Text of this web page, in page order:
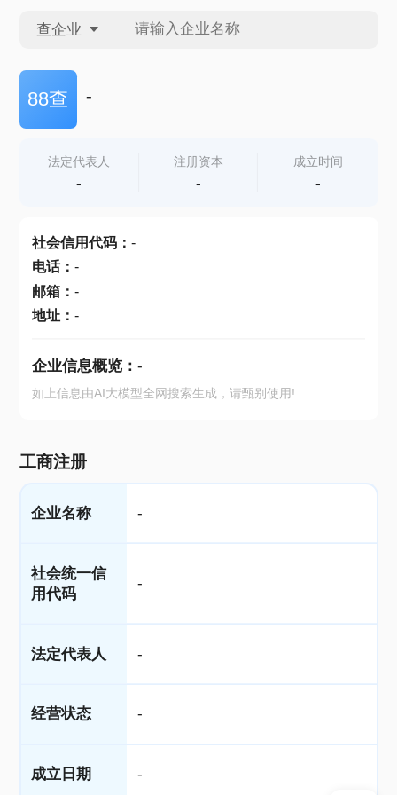
查企业
查企业
查产地
88查 -
法定代表人
-
注册资本
-
成立时间
-
社会信用代码： -
电话： -
邮箱： -
地址： -
企业信息概览： -
如上信息由AI大模型全网搜索生成，请甄别使用!
工商注册
企业名称 -
社会统一信
用代码
-
法定代表人 -
经营状态 -
成立日期 -